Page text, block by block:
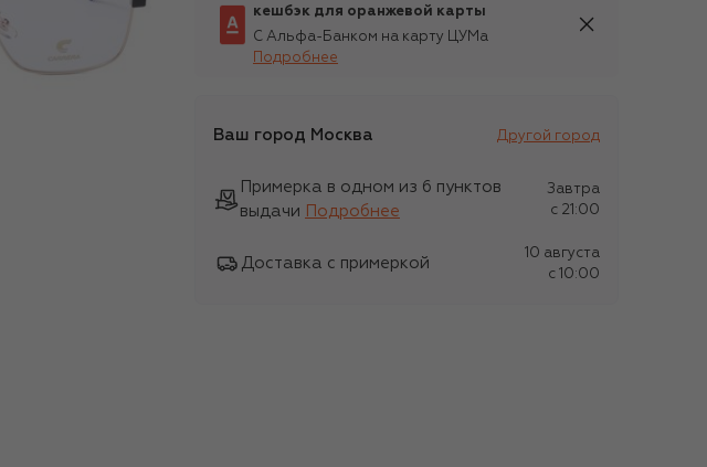
кешбэк для оранжевой карты
С Альфа-Банком на карту ЦУМа
Подробнее
Ваш город Москва Другой город
Примерка в одном из 6 пунктов
выдачи
Подробнее
Завтра
c 21:00
Доставка с примеркой
10 августа
c 10:00